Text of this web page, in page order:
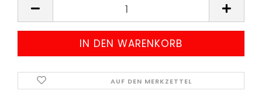
AUF DEN MERKZETTEL